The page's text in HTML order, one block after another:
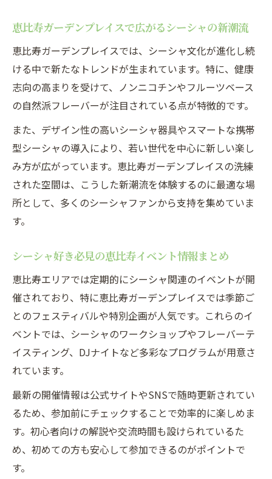
恵比寿ガーデンプレイスイベント今日の注
シーシャ片手に巡る恵比寿ガーデンプレイ
ス店舗
恵比寿イベント今日で体験できるシーシャ
シーシャと音楽・社交が融合するイベント
特集
シーシャ片手に過ごす恵比寿の特別な夜
シーシャで彩る恵比寿ガーデンプレイスの
ャの楽しみ
シーシャと恵比寿イベントで過ごす特別な
夜更け
恵比寿の夜を盛り上げるシーシャ体験のポ
イント
恵比寿ガーデンプレイス店舗で夜のシーシ
ャ時間
ガーデンプレイスで広がる新しいシーシャ文化
シーシャ文化が根付く恵比寿ガーデンプレ
イスの今
恵比寿ガーデンプレイスイベント今日とシ
恵比寿ガーデンプレイスで広がるシーシャの新潮流
恵比寿ガーデンプレイスでは、シーシャ文化が進化し続
ける中で新たなトレンドが生まれています。特に、健康
志向の高まりを受けて、ノンニコチンやフルーツベース
の自然派フレーバーが注目されている点が特徴的です。
また、デザイン性の高いシーシャ器具やスマートな携帯
型シーシャの導入により、若い世代を中心に新しい楽し
み方が広がっています。恵比寿ガーデンプレイスの洗練
された空間は、こうした新潮流を体験するのに最適な場
所として、多くのシーシャファンから支持を集めていま
す。
シーシャ好き必見の恵比寿イベント情報まとめ
恵比寿エリアでは定期的にシーシャ関連のイベントが開
催されており、特に恵比寿ガーデンプレイスでは季節ご
とのフェスティバルや特別企画が人気です。これらのイ
ベントでは、シーシャのワークショップやフレーバーテ
イスティング、DJナイトなど多彩なプログラムが用意さ
れています。
最新の開催情報は公式サイトやSNSで随時更新されてい
るため、参加前にチェックすることで効率的に楽しめま
す。初心者向けの解説や交流時間も設けられているた
め、初めての方も安心して参加できるのがポイントで
す。